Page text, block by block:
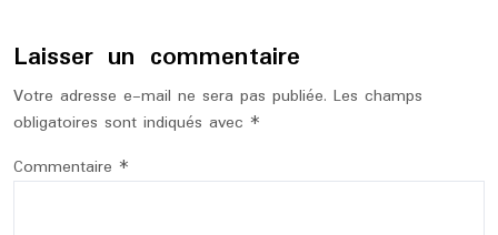
Laisser un commentaire
Votre adresse e-mail ne sera pas publiée. Les champs
obligatoires sont indiqués avec *
Commentaire *